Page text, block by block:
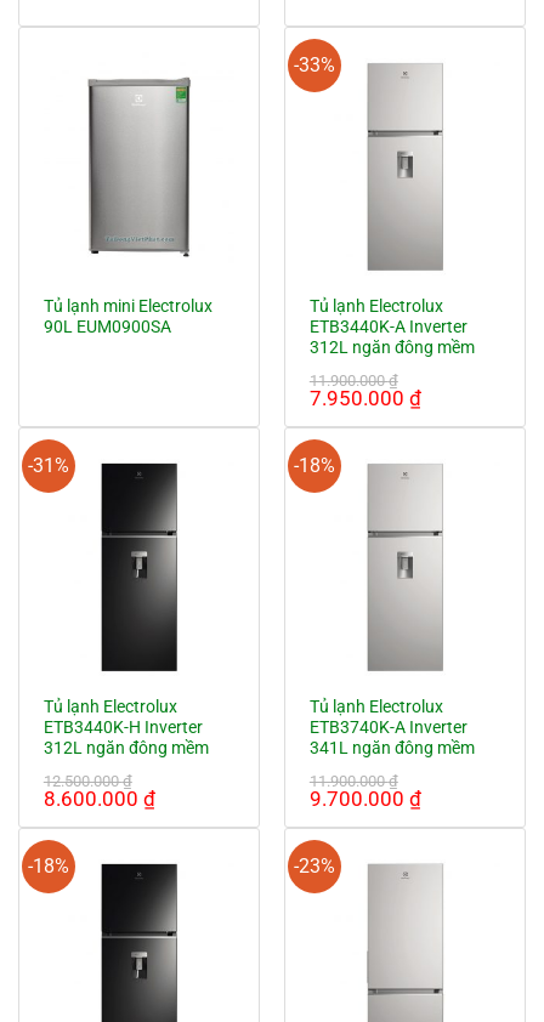
là:
tại
là:
3.990.000 ₫.
tại
3.750.000 ₫.
Tủ lạnh mini Electrolux
90L EUM0900SA
-33%
Tủ lạnh Electrolux
ETB3440K-A Inverter
312L ngăn đông mềm
11.900.000₫
Giá
là:
11.900.000 ₫.
7.950.000 ₫Giá
là:
-31%
Tủ lạnh Electrolux
ETB3440K-H Inverter
312L ngăn đông mềm
12.500.000₫
Giá
là:
12.500.000 ₫.
8.600.000 ₫Giá
là:
8.600.000 ₫.
-18%
Tủ lạnh Electrolux
ETB3740K-A Inverter
341L ngăn đông mềm
11.900.000₫
Giá
là:
11.900.000 ₫.
9.700.000 ₫Giá
là:
-18% -23%